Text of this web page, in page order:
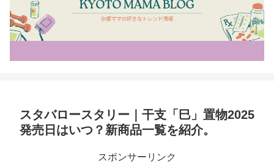
スタバロースタリー｜干支「巳」置物2025
発売日はいつ？新商品一覧を紹介。
スポンサーリンク